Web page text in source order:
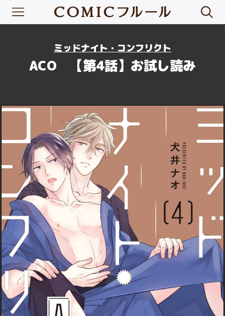
ミッドナイト・コンフリクト
ACO 【第4話】お試し読み